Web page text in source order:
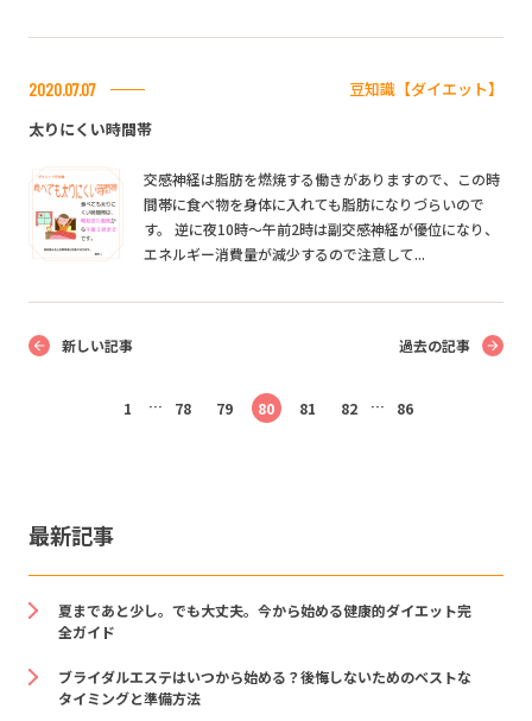
2020.07.07
豆知識【ダイエット】
太りにくい時間帯
交感神経は脂肪を燃焼する働きがありますので、この時
間帯に食べ物を身体に入れても脂肪になりづらいので
す。 逆に夜10時～午前2時は副交感神経が優位になり、
エネルギー消費量が減少するので注意して...
新しい記事
1 … 78 79 80 81 82 … 86
過去の記事
最新記事
夏まであと少し。でも大丈夫。今から始める健康的ダイエット完
全ガイド
ブライダルエステはいつから始める？後悔しないためのベストな
タイミングと準備方法